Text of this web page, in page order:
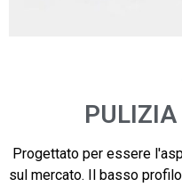
PULIZIA
Progettato per essere
sul mercato. Il basso